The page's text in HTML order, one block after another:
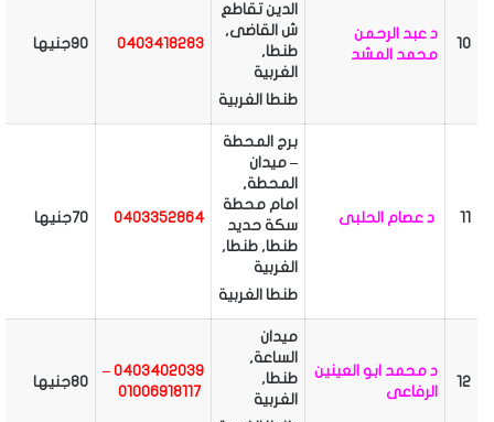
10
د عبد الرحمن
محمد المشد
الدين تقاطع
ش القاضى,
طنطا,
الغربية
طنطا الغربية
0403418283 90جنيها
11 د عصام الحلبى
برج المحطة
– ميدان
المحطة,
امام محطة
سكة حديد
طنطا, طنطا,
الغربية
طنطا الغربية
0403352864 70جنيها
12
د محمد ابو العينين
الرفاعى
ميدان
الساعة,
طنطا,
الغربية
0403402039 –
01006918117
80جنيها